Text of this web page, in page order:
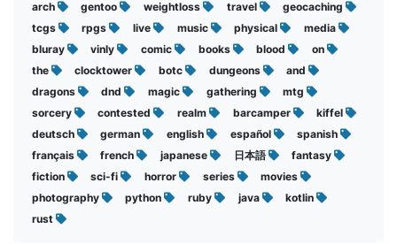
arch
gentoo weightloss travel
geocaching
tcgs
rpgs live music physical
media
bluray
vinly comic books blood
on
the
clocktower botc dungeons
and
dragons
dnd magic gathering
mtg
sorcery
contested realm barcamper
kiffel
deutsch
german english español
spanish
français
french japanese 日本語
fantasy
fiction
sci-fi horror series
movies
photography
python ruby java
kotlin
rust